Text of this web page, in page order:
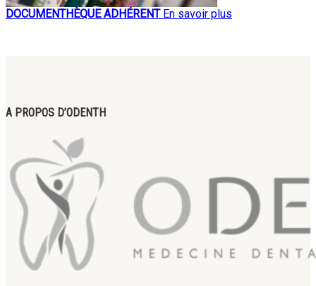
DOCUMENTHÈQUE ADHÉRENT En savoir plus
A PROPOS D’ODENTH